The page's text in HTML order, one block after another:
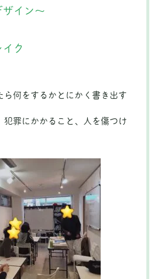
ザイン〜
ク
ら何をするかとにかく書き出す
犯罪にかかること、人を傷つけ